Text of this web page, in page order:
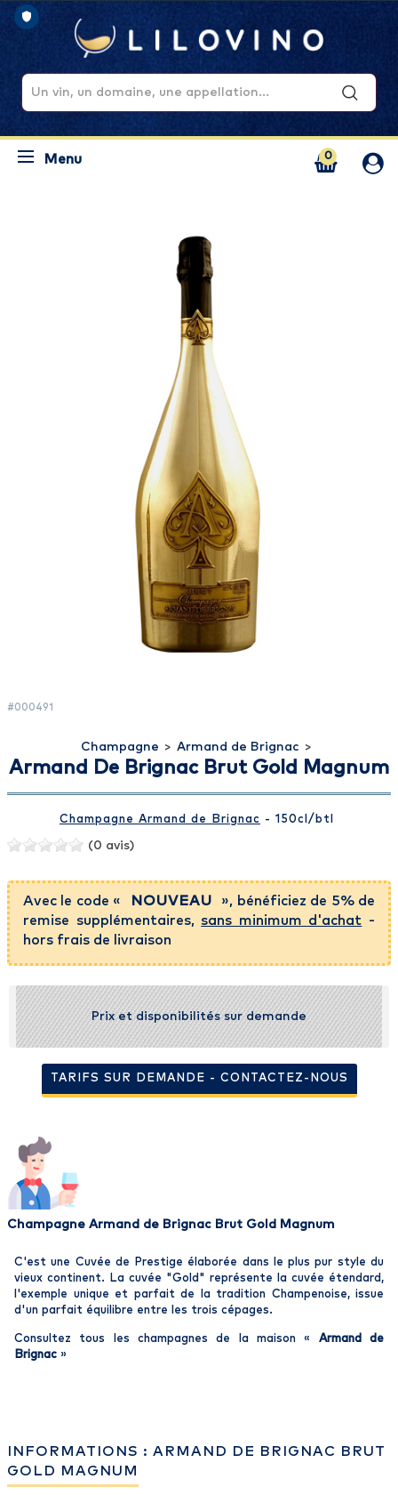
0
Menu
#000491
Champagne > Armand de Brignac >
Armand De Brignac Brut Gold Magnum
Champagne Armand de Brignac - 150cl /btl
(0 avis)
Avec le code « NOUVEAU
», bénéficiez de 5% de
remise supplémentaires,sans minimum d'achat -
hors frais de livraison
Prix et disponibilités sur demande
TARIFS SUR DEMANDE - CONTACTEZ-NOUS
Champagne Armand de Brignac Brut Gold Magnum
C'est une Cuvée de Prestige élaborée dans le plus pur style du
vieux continent. La cuvée "Gold" représente la cuvée étendard,
l'exemple unique et parfait de la tradition Champenoise, issue
d'un parfait équilibre entre les trois cépages.
Consultez tous les champagnes de la maison « Armand de
Brignac »
INFORMATIONS : ARMAND DE BRIGNAC BRUT
GOLD MAGNUM